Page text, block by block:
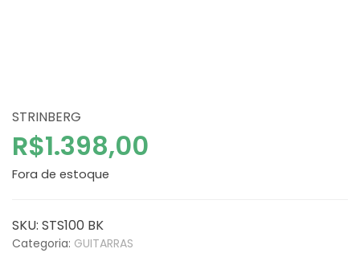
STRINBERG
R$1.398,00
Fora de estoque
SKU: STS100 BK
Categoria: GUITARRAS